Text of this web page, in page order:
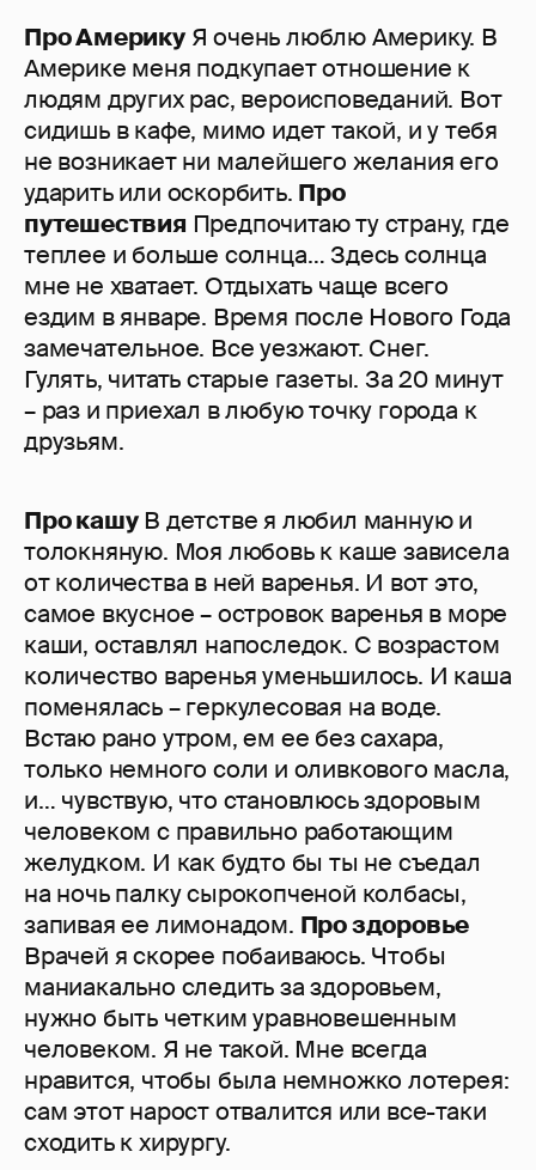
Про АмерикуЯ очень люблю Америку. В
Америке меня подкупает отношение к
людям других рас, вероисповеданий. Вот
сидишь в кафе, мимо идет такой, и у тебя
не возникает ни малейшего желания его
ударить или оскорбить. Про
путешествия Предпочитаю ту страну, где
теплее и больше солнца… Здесь солнца
мне не хватает. Отдыхать чаще всего
ездим в январе. Время после Нового Года
замечательное. Все уезжают. Снег.
Гулять, читать старые газеты. За 20 минут
– раз и приехал в любую точку города к
друзьям.
Про кашуВ детстве я любил манную и
толокняную. Моя любовь к каше зависела
от количества в ней варенья. И вот это,
самое вкусное – островок варенья в море
каши, оставлял напоследок. С возрастом
количество варенья уменьшилось. И каша
поменялась – геркулесовая на воде.
Встаю рано утром, ем ее без сахара,
только немного соли и оливкового масла,
и… чувствую, что становлюсь здоровым
человеком с правильно работающим
желудком. И как будто бы ты не съедал
на ночь палку сырокопченой колбасы,
запивая ее лимонадом. Про здоровье
Врачей я скорее побаиваюсь. Чтобы
маниакально следить за здоровьем,
нужно быть четким уравновешенным
человеком. Я не такой. Мне всегда
нравится, чтобы была немножко лотерея:
сам этот нарост отвалится или все-таки
сходить к хирургу.